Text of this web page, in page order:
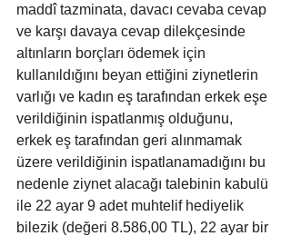
maddî tazminata, davacı cevaba cevap
ve karşı davaya cevap dilekçesinde
altınların borçları ödemek için
kullanıldığını beyan ettiğini ziynetlerin
varlığı ve kadın eş tarafından erkek eşe
verildiğinin ispatlanmış olduğunu,
erkek eş tarafından geri alınmamak
üzere verildiğinin ispatlanamadığını bu
nedenle ziynet alacağı talebinin kabulü
ile 22 ayar 9 adet muhtelif hediyelik
bilezik (değeri 8.586,00 TL), 22 ayar bir